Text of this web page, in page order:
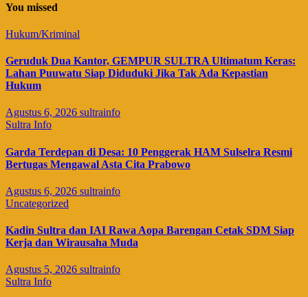
You missed
Hukum/Kriminal
Geruduk Dua Kantor, GEMPUR SULTRA Ultimatum Keras:
Lahan Puuwatu Siap Diduduki Jika Tak Ada Kepastian
Hukum
Agustus 6, 2026 sultrainfo
Sultra Info
Garda Terdepan di Desa: 10 Penggerak HAM Sulselra Resmi
Bertugas Mengawal Asta Cita Prabowo
Agustus 6, 2026 sultrainfo
Uncategorized
Kadin Sultra dan IAI Rawa Aopa Barengan Cetak SDM Siap
Kerja dan Wirausaha Muda
Agustus 5, 2026 sultrainfo
Sultra Info